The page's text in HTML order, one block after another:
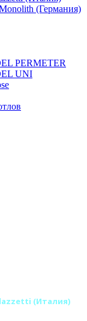
(Германия)
PERMETER
UNI
(Италия)